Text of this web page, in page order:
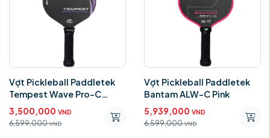
Vợt Pickleball Paddletek
Tempest Wave Pro-C
14.3mm Purple Aurora
Standar
3,500,000 VND
6,599,000 VND
Vợt Pickleball Paddletek
Bantam ALW-C Pink
5,939,000 VND
6,599,000 VND